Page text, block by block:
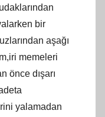
bir
aşağı
memeleri
önce dışarı
yalamadan